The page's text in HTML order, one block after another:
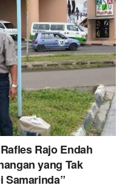
Rajo Endah
yang Tak
Samarinda”